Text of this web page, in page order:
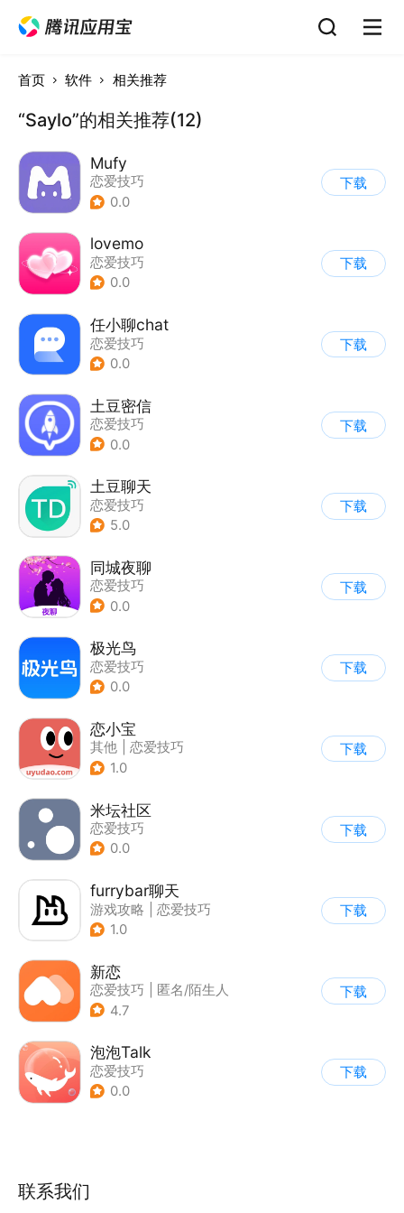
首页 软件 相关推荐
“Saylo”的相关推荐(12)
Mufy
恋爱技巧
0.0
下载
lovemo
恋爱技巧
0.0
下载
任小聊chat
恋爱技巧
0.0
下载
土豆密信
恋爱技巧
0.0
下载
土豆聊天
恋爱技巧
5.0
下载
同城夜聊
恋爱技巧
0.0
下载
极光鸟
恋爱技巧
0.0
下载
恋小宝
其他
恋爱技巧
1.0
下载
米坛社区
恋爱技巧
0.0
下载
furrybar聊天
游戏攻略
恋爱技巧
1.0
下载
新恋
恋爱技巧
匿名/陌生人
4.7
下载
泡泡Talk
恋爱技巧
0.0
下载
联系我们